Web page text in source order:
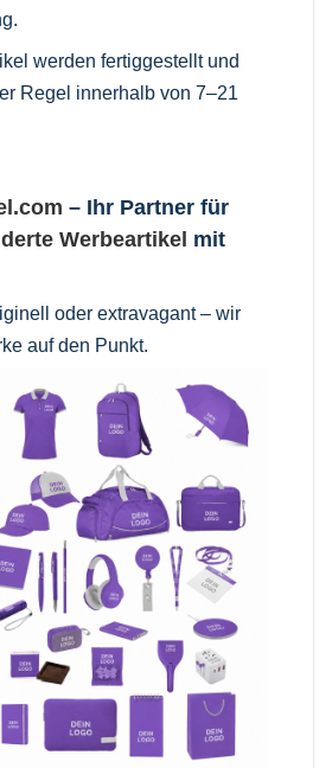
werden fertiggestellt und
Regel innerhalb von 7–21
– Ihr Partner für
Werbeartikel mit
oder extravagant – wir
auf den Punkt.